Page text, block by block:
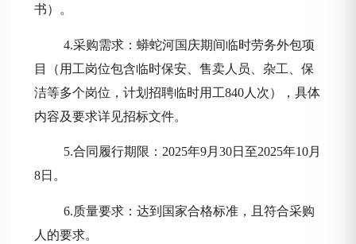
书）。
4.采购需求：蟒蛇河国庆期间临时劳务外包项
目（ 用工岗位包含临时保安、售卖人员、杂工、保
洁等多个岗位，计划招聘临时用工840人次）
，具体
内容及要求详见招标文件。
5.合同履行期限： 2025年9月30日至2025年10月
8日 。
6.质量要求：达到国家合格标准，且符合采购
人的要求。